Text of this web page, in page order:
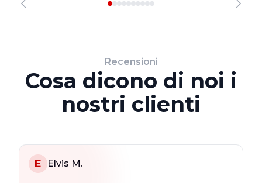
Recensioni
Cosa dicono di noi i
nostri clienti
E Elvis M.